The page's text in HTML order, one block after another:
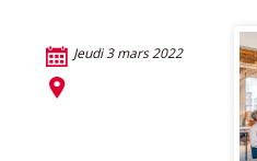
Jeudi 3 mars 2022